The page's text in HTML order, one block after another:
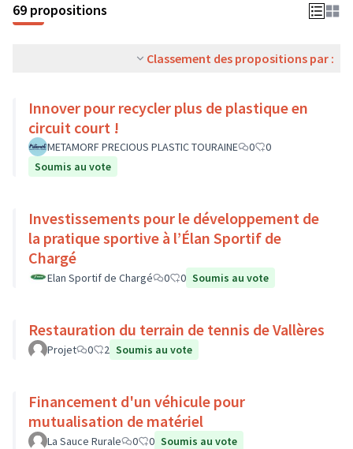
69 propositions
Classement des propositions par :
Innover pour recycler plus de plastique en
circuit court !
METAMORF PRECIOUS PLASTIC TOURAINE 0
0
Soumis au vote
Investissements pour le développement de
la pratique sportive à l’Élan Sportif de
Chargé
Elan Sportif de Chargé 0 0 Soumis au vote
Restauration du terrain de tennis de Vallères
Projet 0 2 Soumis au vote
Financement d'un véhicule pour
mutualisation de matériel
La Sauce Rurale 0 0 Soumis au vote